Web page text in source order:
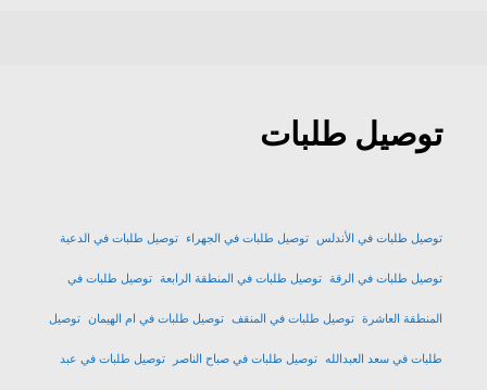
توصيل طلبات
توصيل طلبات في الأندلس توصيل طلبات في الجهراء توصيل طلبات في الدعية
توصيل طلبات في الرقة توصيل طلبات في المنطقة الرابعة توصيل طلبات في
المنطقة العاشرة توصيل طلبات في المنقف توصيل طلبات في ام الهيمان توصيل
طلبات في سعد العبدالله توصيل طلبات في صباح الناصر توصيل طلبات في عبد